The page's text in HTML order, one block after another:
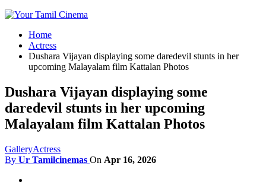
Home
Actress
Dushara Vijayan displaying some daredevil stunts in her
upcoming Malayalam film Kattalan Photos
Dushara Vijayan displaying some
daredevil stunts in her upcoming
Malayalam film Kattalan Photos
GalleryActress
By Ur Tamilcinemas On Apr 16, 2026